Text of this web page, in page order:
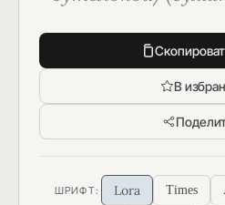
В
ШРИФТ: Lora Times